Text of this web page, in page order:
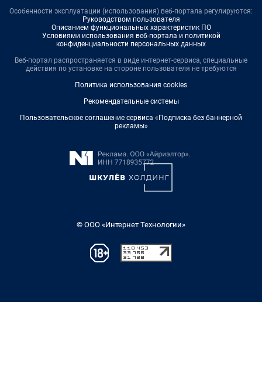
Особенности эксплуатации (использования) веб-портала регулируются:
Руководством пользователя
Описанием функциональных характеристик ПО
Условиями использования веб-портала и политикой
конфиденциальности персональных данных
Веб-портал распространяется в виде интернет-сервиса, специальные
действия по установке на стороне пользователя не требуются
Политика использования cookies
Рекомендательные системы
Пользовательское соглашение сервиса «Подписка без баннерной
рекламы»
© ООО «Интернет Технологии»